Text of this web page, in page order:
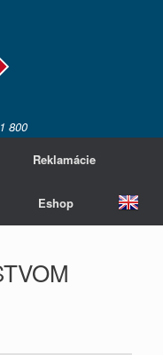
800
Reklamácie
Eshop